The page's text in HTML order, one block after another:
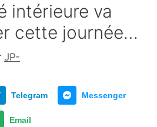
intérieure va
cette journée…
JP-
Telegram Messenger
Email